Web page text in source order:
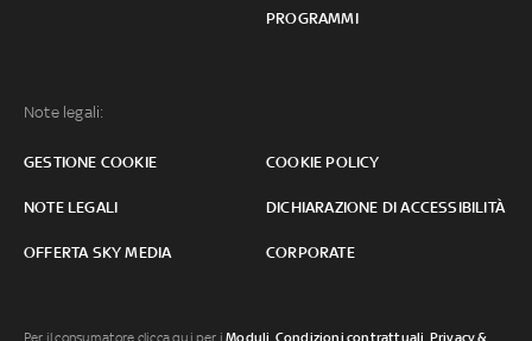
PROGRAMMI
Note legali:
GESTIONE COOKIE COOKIE POLICY
NOTE LEGALI DICHIARAZIONE DI ACCESSIBILITÀ
OFFERTA SKY MEDIA CORPORATE